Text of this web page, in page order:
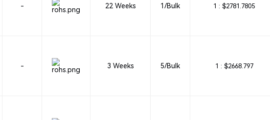
- 22 Weeks 1/Bulk 1 : $2781.7805
- 3 Weeks 5/Bulk 1 : $2668.797